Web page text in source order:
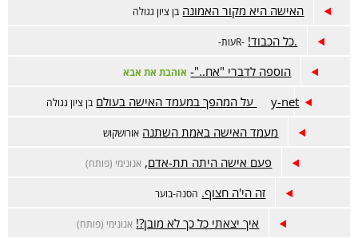
האישה היא מקור האמונה בן ציון גגולה
.כל הכבוד! -Rעות-
הוספה לדברי "אח.."- אוהבת את אבא
y-net על המהפך במעמד האישה בעולם בן ציון גגולה
מעמד האישה באמת השתנה אורושקוש
פעם אישה היתה תת-אדם, אנונימי (פותח)
זה הי'ה חצוף. הסנה-בוער
איך יצאתי כל כך לא מובן?! אנונימי (פותח)